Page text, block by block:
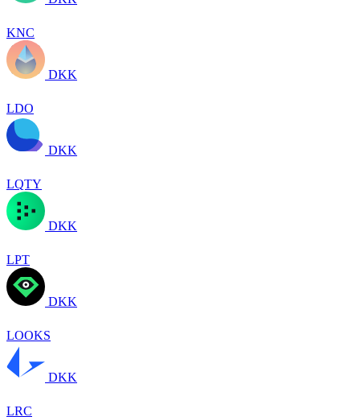
KNC
DKK
LDO
DKK
LQTY
DKK
LPT
DKK
LOOKS
DKK
LRC